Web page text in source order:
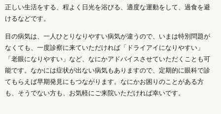
正しい生活をする、程よく日光を浴びる、適度な運動をして、過食を避
けるなどです。
目の病気は、一人ひとりなりやすい病気が違うので、いまは特別問題が
なくても、一度診察に来ていただければ「ドライアイになりやすい」
「老眼になりやすい」など、なにかアドバイスさせていただくことも可
能です。なかには症状が出ない病気もありますので、定期的に眼科で診
てもらえば早期発見にもつながります。なにかお困りのことがある方
も、そうでない方も、お気軽にご来院いただければ幸いです。